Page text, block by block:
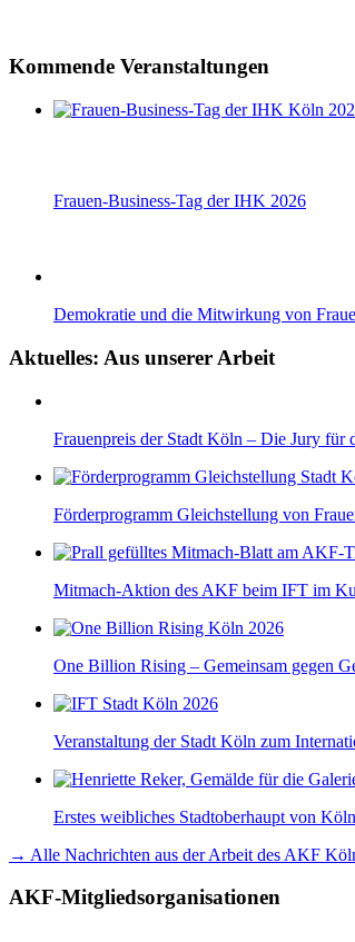
Kommende Veranstaltungen
Frauen-Business-Tag der IHK 2026
Demokratie und die Mitwirkung von
Aktuelles: Aus unserer Arbeit
Frauenpreis der Stadt Köln – Die Jury für
Förderprogramm Gleichstellung von
Mitmach-Aktion des AKF beim IFT im
One Billion Rising – Gemeinsam gegen
Veranstaltung der Stadt Köln zum
Erstes weibliches Stadtoberhaupt von Köln
→ Alle Nachrichten aus der Arbeit des AKF
AKF-Mitgliedsorganisationen